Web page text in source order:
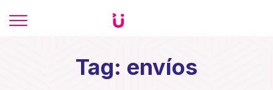
Tag: envíos